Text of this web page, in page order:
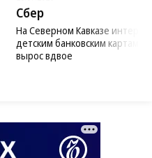
Сбер
На Северном Кавказе интерес
детским банковским картам
вырос вдвое